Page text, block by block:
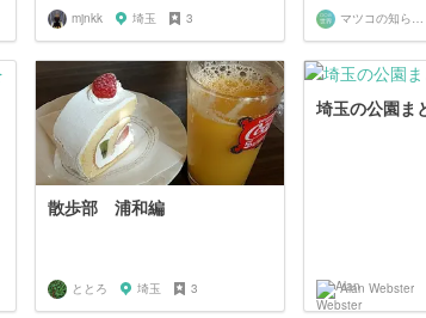
mjnkk 埼玉 3 マツコの知らない世界マニア
散歩部 浦和編
ととろ 埼玉 3
埼玉の公園ま
Alan Webster